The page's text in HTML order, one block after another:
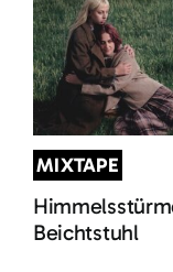
MIXTAPE
Beichtstuhl